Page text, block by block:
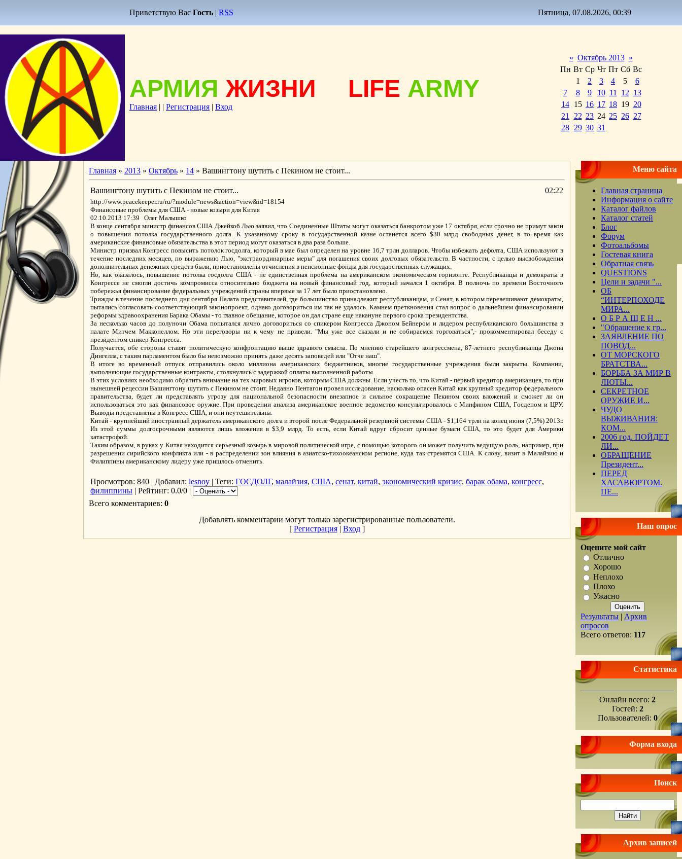
Приветствую Вас Гость | RSS Пятница, 07.08.2026, 00:39
АРМИЯ ЖИЗНИ LIFE ARMY
Главная | | Регистрация | Вход
« Октябрь 2013 »
Пн Вт Ср Чт Пт Сб Вс
1
2 3 4 5
6
7
8 9 10 11 12 13
14 15 16 17 18 19 20
21
22 23 24 25 26 27
28 29 30 31
Главная » 2013 » Октябрь » 14 » Вашингтону шутить с Пекином не стоит...
Вашингтону шутить с Пекином не стоит... 02:22
http://www.peacekeeper.ru/ru/?module=news&action=view&id=18154
Финансовые проблемы для США - новые козыри для Китая
02.10.2013 17:39 Олег Малышко
В конце сентября министр финансов США Джейкоб Лью заявил, что Соединенные Штаты могут оказаться банкротом уже 17 октября, если срочно не примут закон
о повышении потолка государственного долга. К указанному сроку в государственной казне останется всего $30 млрд свободных денег, в то время как
американские финансовые обязательства в этот период могут оказаться в два раза больше.
Министр призвал Конгресс повысить потолок госдолга, который в мае был определен на уровне 16,7 трлн долларов. Чтобы избежать дефолта, США используют в
течение последних месяцев, по выражению Лью, "экстраординарные меры" для погашения своих долговых обязательств. В частности, с целью высвобождения
дополнительных денежных средств были, приостановлены отчисления в пенсионные фонды для государственных служащих.
Но, как оказалось, повышение потолка госдолга США - не единственная проблема на американском экономическом горизонте. Республиканцы и демократы в
Конгрессе не смогли достичь компромисса относительно бюджета на новый финансовый год, который начался 1 октября. В полночь по времени Восточного
побережья финансирование федеральных учреждений страны впервые за 17 лет было приостановлено.
Трижды в течение последнего дня сентября Палата представителей, где большинство принадлежит республиканцам, и Сенат, в котором перевешивают демократы,
пытались согласовать соответствующий законопроект, однако договориться им так не удалось. Камнем преткновения стал вопрос о дальнейшем финансировании
реформы здравоохранения Барака Обамы - то главное обещание, которое он дал стране еще накануне первого срока президентства.
За несколько часов до полуночи Обама попытался лично договориться со спикером Конгресса Джоном Бейнером и лидером республиканского большинства в
палате Митчем Макконеллом. Но эти переговоры ни к чему не привели. "Мы уже все сказали и не собираемся торговаться",- прокомментировал беседу с
президентом спикер Конгресса.
Получается, обе стороны ставят политическую конфронтацию выше здравого смысла. По мнению старейшего конгрессмена, 87-летнего республиканца Джона
Дингелла, с таким парламентом было бы невозможно принять даже десять заповедей или "Отче наш".
В итоге во временный отпуск отправились около миллиона американских бюджетников, многие государственные учреждения были закрыты. Компании,
выполняющие государственные контракты, столкнулись с задержкой оплаты выполненной работы.
В этих условиях необходимо обратить внимание на тех мировых игроков, которым США должны. Если учесть то, что Китай - первый кредитор американцев, то при
нынешней рецессии Вашингтону шутить с Пекином не стоит. Недавно Пентагон провел исследование, насколько опасен Китай как крупный кредитор федерального
правительства, будет ли представлять угрозу для национальной безопасности внезапное и сильное сокращение Пекином своих вложений и сможет ли он
использоваться это как финансовое оружие. При проведении анализа американское военное ведомство консультировалось с Минфином США, Госдепом и ЦРУ.
Выводы представлены в Конгресс США, и они неутешительны.
Китай - крупнейший иностранный держатель американского долга и второй после Федеральной резервной системы США - $1,164 трлн на конец июня (7,5%) 2013г.
Из этой суммы долгосрочными являются лишь вложения в $3,9 млрд. То есть, если Китай вдруг сбросит ценные бумаги США, то это будет для Америки
катастрофой.
Таким образом, в руках у Китая находится серьезный козырь в мировой политической игре, с помощью которого он может получить ведущую роль, например, при
разрешении сирийского конфликта или - в распределении зон влияния в азиатско-тихоокеанском регионе, куда так стремятся США. К слову, визит в Малайзию и
Филиппины американскому лидеру уже пришлось отменить.
Просмотров: 840 | Добавил: lesnoy | Теги: ГОСДОЛГ, малайзия, США, сенат, китай, экономический кризис, барак обама, конгресс,
филиппины | Рейтинг: 0.0/0 |
Всего комментариев: 0
Добавлять комментарии могут только зарегистрированные пользователи.
[ Регистрация| Вход]
Меню сайта
Главная страница
Информация о сайте
Каталог файлов
Каталог статей
Блог
Форум
Фотоальбомы
Гостевая книга
Обратная связь
QUESTIONS
Цели и задачи "...
ОБ
“ИНТЕРПОХОДЕ
МИРА...
О Б Р А Щ Е Н ...
"Обращение к гр...
ЗАЯВЛЕНИЕ ПО
ПОВОД...
ОТ МОРСКОГО
БРАТСТВА...
БОРЬБА ЗА МИР В
ЛЮТЫ...
СЕКРЕТНОЕ
ОРУЖИЕ И...
ЧУДО
ВЫЖИВАНИЯ:
КОМ...
2006 год. ПОЙДЕТ
ЛИ...
ОБРАЩЕНИЕ
Президент...
ПЕРЕД
ХАСАВЮРТОМ.
ПЕ...
Наш опрос
Оцените мой сайт
Отлично
Хорошо
Неплохо
Плохо
Ужасно
Результаты | Архив
опросов
Всего ответов: 117
Статистика
Онлайн всего: 2
Гостей: 2
Пользователей: 0
Форма входа
Поиск
Архив записей